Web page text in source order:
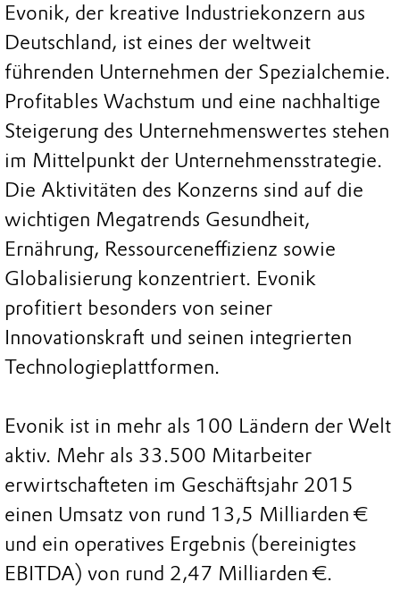
Evonik, der kreative Industriekonzern aus
Deutschland, ist eines der weltweit
führenden Unternehmen der Spezialchemie.
Profitables Wachstum und eine nachhaltige
Steigerung des Unternehmenswertes stehen
im Mittelpunkt der Unternehmensstrategie.
Die Aktivitäten des Konzerns sind auf die
wichtigen Megatrends Gesundheit,
Ernährung, Ressourceneffizienz sowie
Globalisierung konzentriert. Evonik
profitiert besonders von seiner
Innovationskraft und seinen integrierten
Technologieplattformen.
Evonik ist in mehr als 100 Ländern der Welt
aktiv. Mehr als 33.500 Mitarbeiter
erwirtschafteten im Geschäftsjahr 2015
einen Umsatz von rund 13,5 Milliarden €
und ein operatives Ergebnis (bereinigtes
EBITDA) von rund 2,47 Milliarden €.